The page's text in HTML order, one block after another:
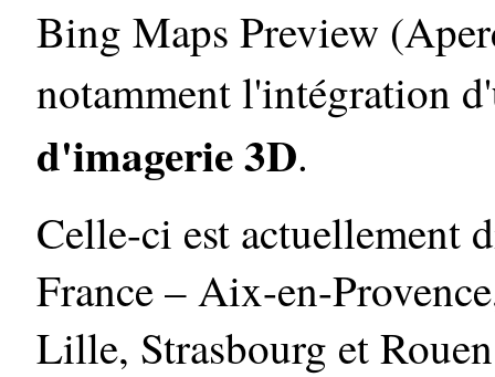
Bing Maps Preview
notamment l'intégration d'
d'imagerie 3D.
Celle-ci est actuellement
France – Aix-en-
Lille, Strasbourg et